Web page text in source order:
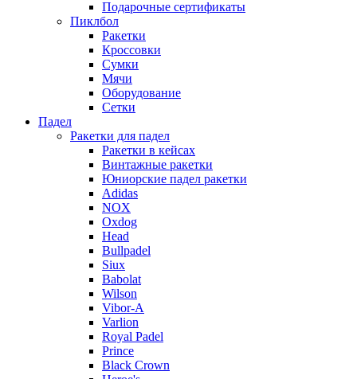
Подарочные сертификаты
Пиклбол
Ракетки
Кроссовки
Сумки
Мячи
Оборудование
Сетки
Падел
Ракетки для падел
Ракетки в кейсах
Винтажные ракетки
Юниорские падел ракетки
Adidas
NOX
Oxdog
Head
Bullpadel
Siux
Babolat
Wilson
Vibor-A
Varlion
Royal Padel
Prince
Black Crown